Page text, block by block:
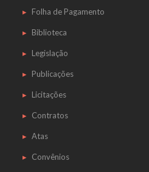
Folha de Pagamento
Biblioteca
Legislação
Publicações
Licitações
Contratos
Atas
Convênios